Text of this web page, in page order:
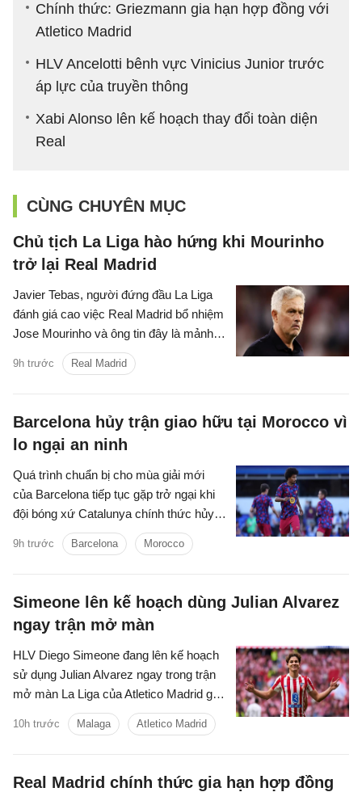
Chính thức: Griezmann gia hạn hợp đồng với
Atletico Madrid
HLV Ancelotti bênh vực Vinicius Junior trước
áp lực của truyền thông
Xabi Alonso lên kế hoạch thay đổi toàn diện
Real
CÙNG CHUYÊN MỤC
Chủ tịch La Liga hào hứng khi Mourinho
trở lại Real Madrid
Javier Tebas, người đứng đầu La Liga
đánh giá cao việc Real Madrid bổ nhiệm
Jose Mourinho và ông tin đây là mảnh
ghép Los Blancos cần.
9h trước Real Madrid
Barcelona hủy trận giao hữu tại Morocco vì
lo ngại an ninh
Quá trình chuẩn bị cho mùa giải mới
của Barcelona tiếp tục gặp trở ngại khi
đội bóng xứ Catalunya chính thức hủy
trận giao hữu với IR Tangier vì những lo
ngại liên quan đến tình hình an ninh tại
9h trước Barcelona Morocco
Simeone lên kế hoạch dùng Julian Alvarez
ngay trận mở màn
HLV Diego Simeone đang lên kế hoạch
sử dụng Julian Alvarez ngay trong trận
mở màn La Liga của Atletico Madrid gặp
Malaga ngày 19/8 tại sân Metropolitano.
10h trước Malaga Atletico Madrid
Real Madrid chính thức gia hạn hợp đồng